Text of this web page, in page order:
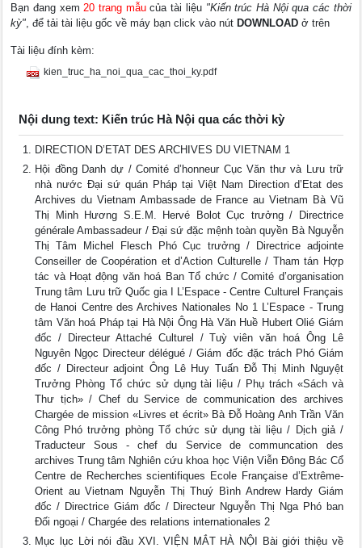
Bạn đang xem20 trang mẫucủa tài liệu "Kiến trúc Hà Nội qua các thời
kỳ", để tải tài liệu gốc về máy bạn click vào nút DOWNLOAD ở trên
Tài liệu đính kèm:
kien_truc_ha_noi_qua_cac_thoi_ky.pdf
Nội dung text: Kiến trúc Hà Nội qua các thời kỳ
DIRECTION D’ETAT DES ARCHIVES DU VIETNAM 1
Hội đồng Danh dự / Comité d’honneur Cục Văn thư và Lưu trữ
nhà nước Đại sứ quán Pháp tại Việt Nam Direction d’Etat des
Archives du Vietnam Ambassade de France au Vietnam Bà Vũ
Thị Minh Hương S.E.M. Hervé Bolot Cục trưởng / Directrice
générale Ambassadeur / Đại sứ đặc mệnh toàn quyền Bà Nguyễn
Thị Tâm Michel Flesch Phó Cục trưởng / Directrice adjointe
Conseiller de Coopération et d’Action Culturelle / Tham tán Hợp
tác và Hoạt động văn hoá Ban Tổ chức / Comité d’organisation
Trung tâm Lưu trữ Quốc gia I L’Espace - Centre Culturel Français
de Hanoi Centre des Archives Nationales No 1 L’Espace - Trung
tâm Văn hoá Pháp tại Hà Nội Ông Hà Văn Huề Hubert Olié Giám
đốc / Directeur Attaché Culturel / Tuỳ viên văn hoá Ông Lê
Nguyên Ngọc Directeur délégué / Giám đốc đặc trách Phó Giám
đốc / Directeur adjoint Ông Lê Huy Tuấn Đỗ Thị Minh Nguyệt
Trưởng Phòng Tổ chức sử dụng tài liệu / Phụ trách «Sách và
Thư tịch» / Chef du Service de communication des archives
Chargée de mission «Livres et écrit» Bà Đỗ Hoàng Anh Trần Văn
Công Phó trưởng phòng Tổ chức sử dụng tài liệu / Dịch giả /
Traducteur Sous - chef du Service de communcation des
archives Trung tâm Nghiên cứu khoa học Viện Viễn Đông Bác Cổ
Centre de Recherches scientifiques Ecole Française d’Extrême-
Orient au Vietnam Nguyễn Thị Thuý Bình Andrew Hardy Giám
đốc / Directrice Giám đốc / Directeur Nguyễn Thị Nga Phó ban
Đối ngoại / Chargée des relations internationales 2
Mục lục Lời nói đầu XVI. VIỆN MẮT HÀ NỘI Bài giới thiệu về